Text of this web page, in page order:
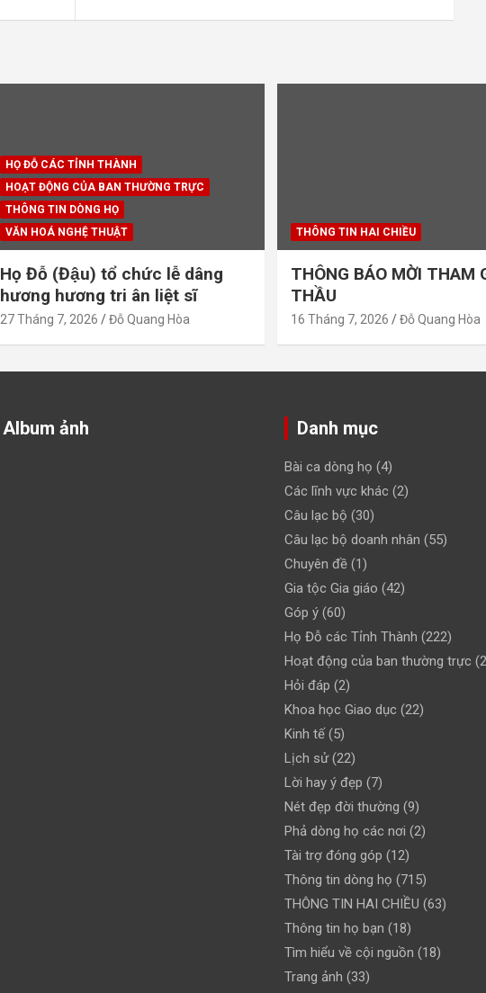
HỌ ĐỖ CÁC TỈNH THÀNH
HOẠT ĐỘNG CỦA BAN THƯỜNG TRỰC
THÔNG TIN DÒNG HỌ
VĂN HOÁ NGHỆ THUẬT
Họ Đỗ (Đậu) tổ chức lễ dâng
hương hương tri ân liệt sĩ
27 Tháng 7, 2026 Đỗ Quang Hòa
THÔNG TIN HAI CHIỀU
THÔNG BÁO MỜI THAM
THẦU
16 Tháng 7, 2026 Đỗ Quang Hòa
Album ảnh Danh mục
Bài ca dòng họ (4)
Các lĩnh vực khác (2)
Câu lạc bộ (30)
Câu lạc bộ doanh nhân (55)
Chuyên đề (1)
Gia tộc Gia giáo (42)
Góp ý (60)
Họ Đỗ các Tỉnh Thành (222)
Hoạt động của ban thường trực
Hỏi đáp (2)
Khoa học Giao dục (22)
Kinh tế(5)
Lịch sử(22)
Lời hay ý đẹp (7)
Nét đẹp đời thường (9)
Phả dòng họ các nơi (2)
Tài trợ đóng góp (12)
Thông tin dòng họ (715)
THÔNG TIN HAI CHIỀU (63)
Thông tin họ bạn (18)
Tìm hiểu về cội nguồn (18)
Trang ảnh (33)